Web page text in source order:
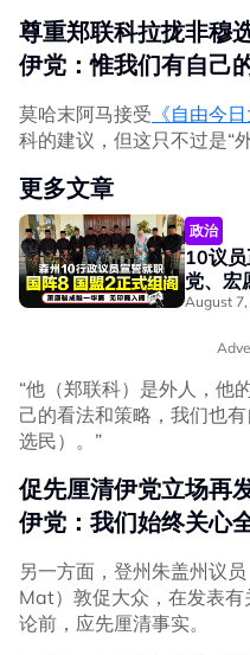
尊重郑联科拉拢非穆
伊党：惟我们有自己
莫哈末阿马接受 《自由今日
科的建议，但这只不过是“
更多文章
政治
10议员正
党、宏
August
“他（郑联科）是外人，他
己的看法和策略，我们也
选民）。”
促先厘清伊党立场再
伊党：我们始终关心
另一方面，登州朱盖州议
Mat）敦促大众，在发表
论前，应先厘清事实。